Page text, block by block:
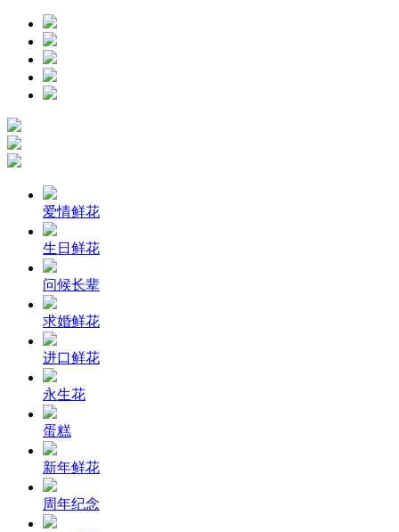
爱情鲜花
生日鲜花
问候长辈
求婚鲜花
进口鲜花
永生花
蛋糕
新年鲜花
周年纪念